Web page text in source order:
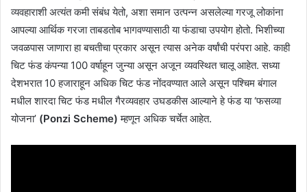
व्यवहाराशी अत्यंत कमी संबंध येतो, अशा समान उत्पन्न असलेल्या गरजू लोकांना
आपल्या आर्थिक गरजा ताबडतोब भागवण्यासाठी या फंडाचा उपयोग होतो. भिशीच्या
जवळपास जाणारा हा बचतीचा प्रकार असून त्यास अनेक वर्षांची परंपरा आहे. काही
चिट फंड कंपन्या 100 वर्षाहून जुन्या असून अजून व्यवस्थित चालू आहेत. सध्या
देशभरात 10 हजाराहून अधिक चिट फंड नोंदवण्यात आले असून पश्चिम बंगाल
मधील शारदा चिट फंड मधील गैरव्यवहार उघडकीस आल्याने हे फंड या ‘फसव्या
योजना’ (Ponzi Scheme)म्हणून अधिक चर्चेत आहेत.